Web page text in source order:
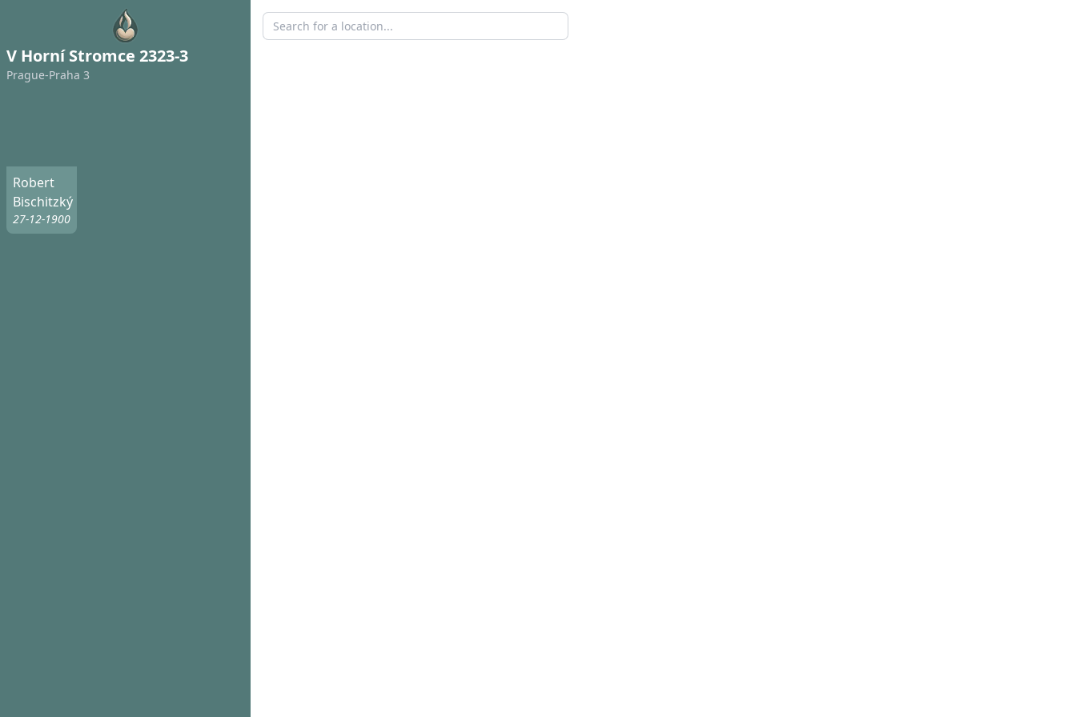
V Horní Stromce 2323-3
Prague-Praha 3
Robert
Bischitzký
27-12-1900